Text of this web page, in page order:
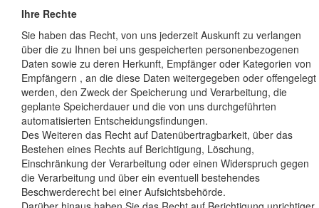
Ihre Rechte
Sie haben das Recht, von uns jederzeit Auskunft zu verlangen
über die zu Ihnen bei uns gespeicherten personenbezogenen
Daten sowie zu deren Herkunft, Empfänger oder Kategorien von
Empfängern , an die diese Daten weitergegeben oder offengelegt
werden, den Zweck der Speicherung und Verarbeitung, die
geplante Speicherdauer und die von uns durchgeführten
automatisierten Entscheidungsfindungen.
Des Weiteren das Recht auf Datenübertragbarkeit, über das
Bestehen eines Rechts auf Berichtigung, Löschung,
Einschränkung der Verarbeitung oder einen Widerspruch gegen
die Verarbeitung und über ein eventuell bestehendes
Beschwerderecht bei einer Aufsichtsbehörde.